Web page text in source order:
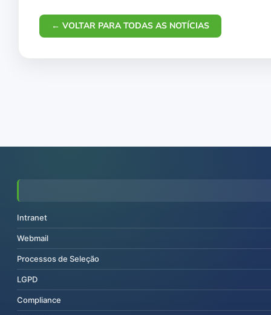
← VOLTAR PARA TODAS AS NOTÍCIAS
Intranet
Webmail
Processos de Seleção
LGPD
Compliance